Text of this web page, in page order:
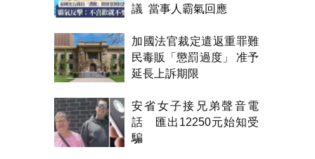
議 當事人霸氣回應
加國法官裁定遣返重罪難
民毒販「懲罰過度」 准予
延長上訴期限
安省女子接兄弟聲音電
話 匯出12250元始知受
騙